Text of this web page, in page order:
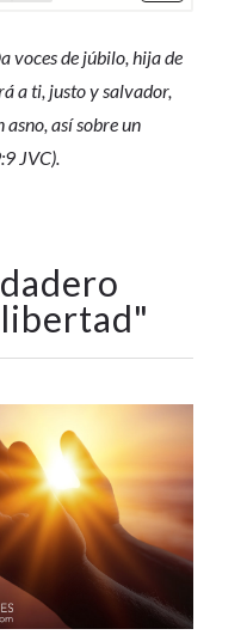
voces de júbilo, hija de
a ti, justo y salvador,
así sobre un
JVC).
"